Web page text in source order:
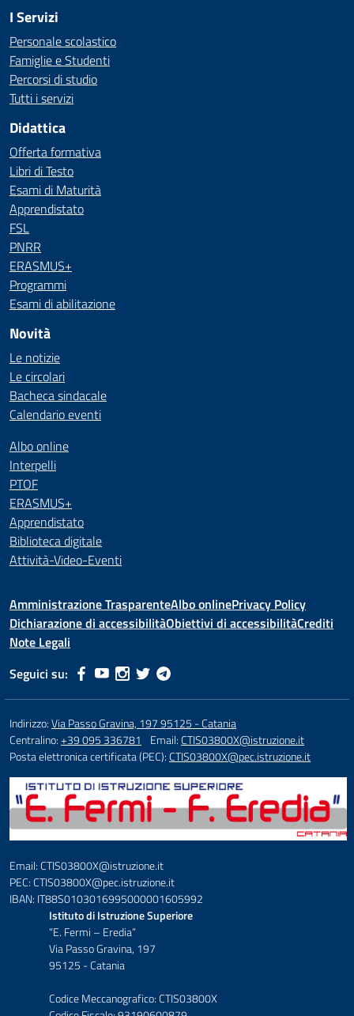
I Servizi
Personale scolastico
Famiglie e Studenti
Percorsi di studio
Tutti i servizi
Didattica
Offerta formativa
Libri di Testo
Esami di Maturità
Apprendistato
FSL
PNRR
ERASMUS+
Programmi
Esami di abilitazione
Novità
Le notizie
Le circolari
Bacheca sindacale
Calendario eventi
Albo online
Interpelli
PTOF
ERASMUS+
Apprendistato
Biblioteca digitale
Attività-Video-Eventi
Amministrazione TrasparenteAlbo onlinePrivacy Policy
Dichiarazione di accessibilitàObiettivi di accessibilitàCrediti
Note Legali
Seguici su:
Indirizzo:Via Passo Gravina, 197 95125 - Catania
Centralino:+39 095 336781 Email:CTIS03800X@istruzione.it
Posta elettronica certificata (PEC):CTIS03800X@pec.istruzione.it
Email: CTIS03800X@istruzione.it
PEC: CTIS03800X@pec.istruzione.it
IBAN: IT88S0103016995000001605992
Istituto di Istruzione Superiore
“E. Fermi – Eredia”
Via Passo Gravina, 197
95125 - Catania
Codice Meccanografico: CTIS03800X